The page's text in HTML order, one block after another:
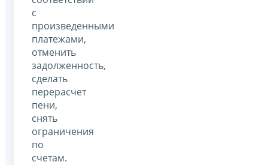
с
произведенными
платежами,
отменить
задолженность,
сделать
перерасчет
пени,
снять
ограничения
по
счетам.